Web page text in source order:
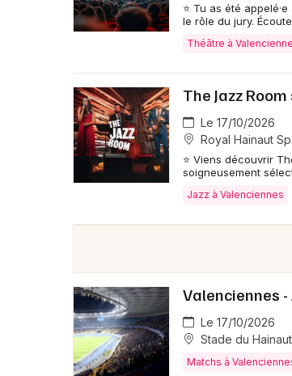
⭐ Tu as été
le rôle du jury.
Théâtre à
The Jazz
Le 17/10/2026
Royal Hainaut
⭐ Viens découvrir
soigneusement
Jazz à Valenciennes
Valenciennes
Le 17/10/2026
Stade du
Matchs à